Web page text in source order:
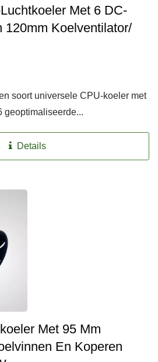
Met 6 DC-
120mm Koelventilator/
soort universele CPU-koeler met
geoptimaliseerde...
Details
Met 95 Mm
En Koperen